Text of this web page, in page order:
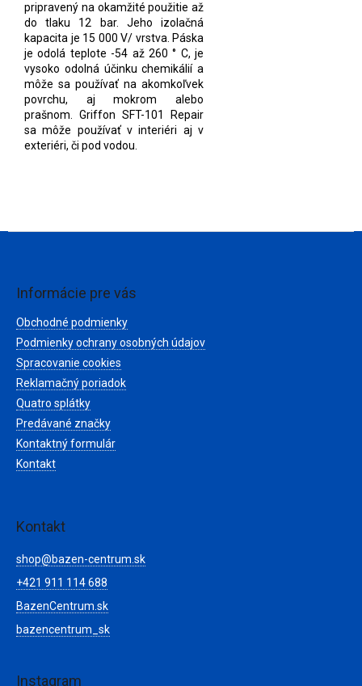
pripravený na okamžité použitie až
do tlaku 12 bar. Jeho izolačná
kapacita je 15 000 V/ vrstva. Páska
je odolá teplote -54 až 260 ° C, je
vysoko odolná účinku chemikálií a
môže sa používať na akomkoľvek
povrchu, aj mokrom alebo
prašnom. Griffon SFT-101 Repair
sa môže používať v interiéri aj v
exteriéri, či pod vodou.
Informácie pre vás
Obchodné podmienky
Podmienky ochrany osobných údajov
Spracovanie cookies
Reklamačný poriadok
Quatro splátky
Predávané značky
Kontaktný formulár
Kontakt
Kontakt
shop@bazen-centrum.sk
+421 911 114 688
BazenCentrum.sk
bazencentrum_sk
Instagram